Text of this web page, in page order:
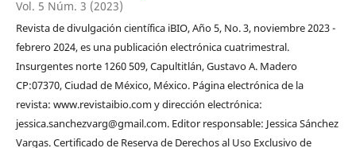
Vol. 5 Núm. 3 (2023)
Revista de divulgación científica iBIO, Año 5, No. 3, noviembre 2023 -
febrero 2024, es una publicación electrónica cuatrimestral.
Insurgentes norte 1260 509, Capultitlán, Gustavo A. Madero
CP:07370, Ciudad de México, México. Página electrónica de la
revista: www.revistaibio.com y dirección electrónica:
jessica.sanchezvarg@gmail.com. Editor responsable: Jessica Sánchez
Vargas. Certificado de Reserva de Derechos al Uso Exclusivo de